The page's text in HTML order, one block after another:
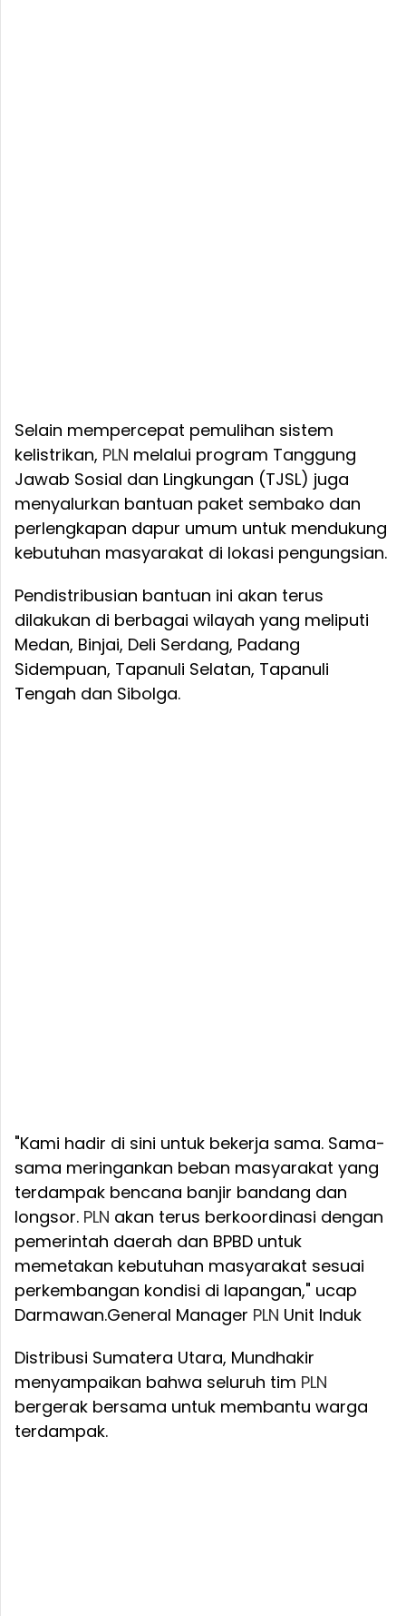
Selain mempercepat pemulihan sistem
kelistrikan, PLN melalui program Tanggung
Jawab Sosial dan Lingkungan (TJSL) juga
menyalurkan bantuan paket sembako dan
perlengkapan dapur umum untuk mendukung
kebutuhan masyarakat di lokasi pengungsian.
Pendistribusian bantuan ini akan terus
dilakukan di berbagai wilayah yang meliputi
Medan, Binjai, Deli Serdang, Padang
Sidempuan, Tapanuli Selatan, Tapanuli
Tengah dan Sibolga.
"Kami hadir di sini untuk bekerja sama. Sama-
sama meringankan beban masyarakat yang
terdampak bencana banjir bandang dan
longsor. PLN akan terus berkoordinasi dengan
pemerintah daerah dan BPBD untuk
memetakan kebutuhan masyarakat sesuai
perkembangan kondisi di lapangan," ucap
Darmawan.General Manager PLN Unit Induk
Distribusi Sumatera Utara, Mundhakir
menyampaikan bahwa seluruh tim PLN
bergerak bersama untuk membantu warga
terdampak.